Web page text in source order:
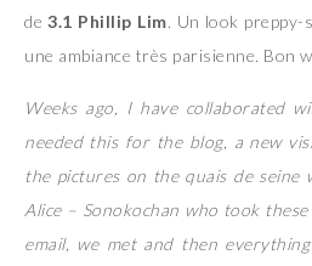
de3.1 Phillip Lim. Un look preppy-
une ambiance très parisienne. Bon
Weeks ago, I have collaborated
needed this for the blog, a new
the pictures on the quais de seine
Alice – Sonokochan who took
email, we met and then